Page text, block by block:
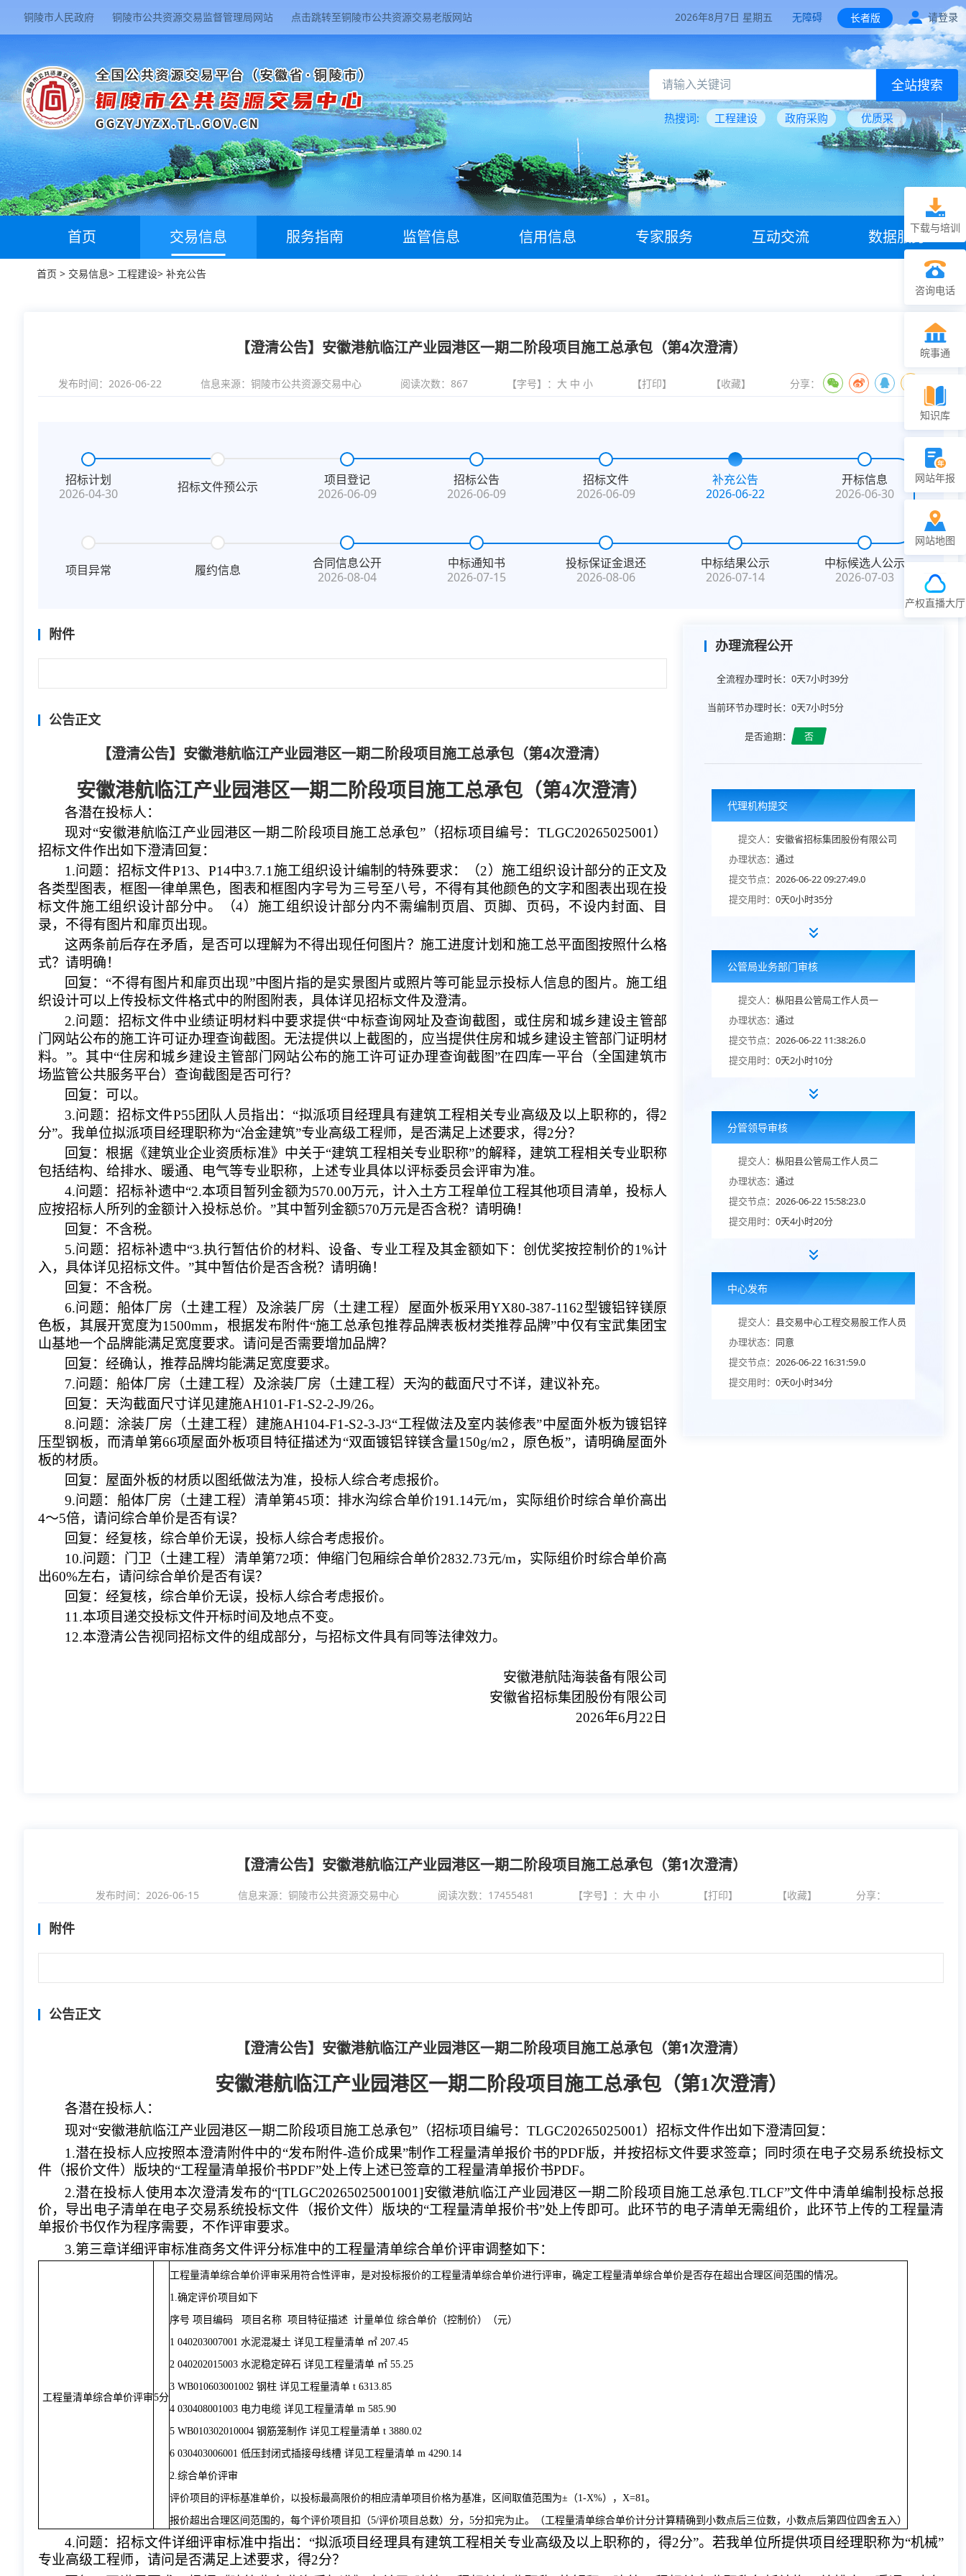
铜陵市人民政府 铜陵市公共资源交易监督管理局网站 点击跳转至铜陵市公共资源交易老版网站 2026年8月7日 星期五 无障碍 长者版 请登录
全站搜索
热搜词: 工程建设 政府采购 优质采
首页 交易信息 服务指南 监管信息 信用信息 专家服务 互动交流 数据服务
首页 > 交易信息> 工程建设> 补充公告
【澄清公告】安徽港航临江产业园港区一期二阶段项目施工总承包（第4次澄清）
发布时间：2026-06-22 信息来源： 铜陵市公共资源交易中心 阅读次数： 867 【字号】： 大 中 小 【打印】 【收藏】 分享：
招标计划
2026-04-30
招标文件预公示
项目登记
2026-06-09
招标公告
2026-06-09
招标文件
2026-06-09
补充公告
2026-06-22
开标信息
2026-06-30
中标候选人公示
2026-07-03
中标结果公示
2026-07-14
投标保证金退还
2026-08-06
中标通知书
2026-07-15
合同信息公开
2026-08-04
履约信息
项目异常
附件
公告正文
【澄清公告】安徽港航临江产业园港区一期二阶段项目施工总承包（第4次澄清）
安徽港航临江产业园港区一期二阶段项目施工总承包（第4次澄清）
各潜在投标人：
现对“安徽港航临江产业园港区一期二阶段项目施工总承包”（招标项目编号： TLGC20265025001）
招标文件作出如下澄清 回复 ：
1.问题：招标文件P13、P14中3.7.1施工组织设计编制的特殊要求：（2）施工组织设计部分的正文及
各类型图表，框图一律单黑色，图表和框图内字号为三号至八号，不得有其他颜色的文字和图表出现在投
标文件施工组织设计部分中。（4）施工组织设计部分内不需编制页眉、页脚、页码，不设内封面、目
录，不得有图片和扉页出现。
这两条前后存在矛盾，是否可以理解为不得出现任何图片？施工进度计划和施工总平面图按照什么格
式？请明确！
回复： “不得有图片和扉页出现”中图片指的是实景图片或照片等可能显示投标人信息的图片。施工组
织设计可以上传投标文件格式中的附图附表，具体详见招标文件及澄清。
2.问题：招标文件中业绩证明材料中要求提供“中标查询网址及查询截图，或住房和城乡建设主管部
门网站公布的施工许可证办理查询截图。无法提供以上截图的，应当提供住房和城乡建设主管部门证明材
料。”。其中“住房和城乡建设主管部门网站公布的施工许可证办理查询截图”在四库一平台（全国建筑市
场监管公共服务平台）查询截图是否可行？
回复：可以。
3.问题：招标文件P55团队人员指出：“拟派项目经理具有建筑工程相关专业高级及以上职称的，得2
分”。我单位拟派项目经理职称为“冶金建筑”专业高级工程师，是否满足上述要求，得2分？
回复：根据《建筑业企业资质标准》中关于“建筑工程相关专业职称”的解释，建筑工程相关专业职称
包括结构、给排水、暖通、电气等专业职称，上述专业具体以评标委员会评审为准。
4.问题：招标补遗中“2.本项目暂列金额为570.00万元，计入土方工程单位工程其他项目清单，投标人
应按招标人所列的金额计入投标总价。”其中暂列金额570万元是否含税？请明确！
回复：不含税。
5.问题：招标补遗中“3.执行暂估价的材料、设备、专业工程及其金额如下：创优奖按控制价的1%计
入，具体详见招标文件。”其中暂估价是否含税？请明确！
回复：不含税。
6.问题：船体厂房（土建工程）及涂装厂房（土建工程）屋面外板采用YX80-387-1162型镀铝锌镁原
色板，其展开宽度为1500mm，根据发布附件“施工总承包推荐品牌表板材类推荐品牌”中仅有宝武集团宝
山基地一个品牌能满足宽度要求。请问是否需要增加品牌？
回复：经确认，推荐品牌均能满足宽度要求。
7.问题：船体厂房（土建工程）及涂装厂房（土建工程）天沟的截面尺寸不详，建议补充。
回复：天沟截面尺寸详见建施AH101-F1-S2-2-J9/26。
8.问题：涂装厂房（土建工程）建施AH104-F1-S2-3-J3“工程做法及室内装修表”中屋面外板为镀铝锌
压型钢板，而清单第66项屋面外板项目特征描述为“双面镀铝锌镁含量150g/m2，原色板”，请明确屋面外
板的材质。
回复：屋面外板的材质以图纸做法为准，投标人综合考虑报价。
9.问题：船体厂房（土建工程）清单第45项：排水沟综合单价191.14元/m，实际组价时综合单价高出
4～5倍，请问综合单价是否有误？
回复：经复核，综合单价无误，投标人综合考虑报价。
10.问题：门卫（土建工程）清单第72项：伸缩门包厢综合单价2832.73元/m，实际组价时综合单价高
出60%左右，请问综合单价是否有误？
回复：经复核，综合单价无误，投标人综合考虑报价。
11 .本项目递交投标文件开标时间及地点不变。
12.本澄清公告视同招标文件的组成部分，与招标文件具有同等法律效力。
安徽港航陆海装备有限公司
安徽省招标集团股份有限公司
2026年6月 22 日
办理流程公开
全流程办理时长：0天7小时39分
当前环节办理时长：0天7小时5分
是否逾期： 否
代理机构提交
提交人： 安徽省招标集团股份有限公司
办理状态： 通过
提交节点： 2026-06-22 09:27:49.0
提交用时： 0天0小时35分
公管局业务部门审核
提交人： 枞阳县公管局工作人员一
办理状态： 通过
提交节点： 2026-06-22 11:38:26.0
提交用时： 0天2小时10分
分管领导审核
提交人： 枞阳县公管局工作人员二
办理状态： 通过
提交节点： 2026-06-22 15:58:23.0
提交用时： 0天4小时20分
中心发布
提交人： 县交易中心工程交易股工作人员
办理状态： 同意
提交节点： 2026-06-22 16:31:59.0
提交用时： 0天0小时34分
【澄清公告】安徽港航临江产业园港区一期二阶段项目施工总承包（第1次澄清）
发布时间：2026-06-15 信息来源： 铜陵市公共资源交易中心 阅读次数： 17455481 【字号】： 大 中 小 【打印】 【收藏】 分享：
附件
公告正文
【澄清公告】安徽港航临江产业园港区一期二阶段项目施工总承包（第1次澄清）
安徽港航临江产业园港区一期二阶段项目施工总承包（第1次澄清）
各潜在投标人：
现对“安徽港航临江产业园港区一期二阶段项目施工总承包”（招标项目编号： TLGC20265025001） 招标文件作出如下澄清 回复 ：
1.潜在投标人应按照本澄清附件中的“发布附件-造价成果”制作工程量清单报价书的PDF版，并按招标文件要求签章；同时须在电子交易系统投标文
件（报价文件）版块的“工程量清单报价书PDF”处上传上述已签章的工程量清单报价书PDF。
2.潜在投标人使用本次澄清发布的“[TLGC20265025001001]安徽港航临江产业园港区一期二阶段项目施工总承包.TLCF”文件中清单编制投标总报
价，导出电子清单在电子交易系统投标文件（报价文件）版块的“工程量清单报价书”处上传即可。此环节的电子清单无需组价，此环节上传的工程量清
单报价书仅作为程序需要，不作评审要求。
3.第三章详细评审标准商务文件评分标准中的工程量清单综合单价评审调整如下：
工程量清单综合单价评审5分
工程量清单综合单价评审采用符合性评审，是对投标报价的工程量清单综合单价进行评审，确定工程量清单综合单价是否存在超出合理区间范围的情况。
1.确定评价项目如下
序号 项目编码 项目名称 项目特征描述 计量单位 综合单价（控制价）（元）
1 040203007001 水泥混凝土 详见工程量清单 ㎡ 207.45
2 040202015003 水泥稳定碎石 详见工程量清单 ㎡ 55.25
3 WB010603001002 钢柱 详见工程量清单 t 6313.85
4 030408001003 电力电缆 详见工程量清单 m 585.90
5 WB010302010004 钢筋笼制作 详见工程量清单 t 3880.02
6 030403006001 低压封闭式插接母线槽 详见工程量清单 m 4290.14
2.综合单价评审
评价项目的评标基准单价，以投标最高限价的相应清单项目价格为基准，区间取值范围为±（1-X%），X=81。
报价超出合理区间范围的，每个评价项目扣（5/评价项目总数）分，5分扣完为止。（工程量清单综合单价计分计算精确到小数点后三位数，小数点后第四位四舍五入）
4.问题：招标文件详细评审标准中指出：“拟派项目经理具有建筑工程相关专业高级及以上职称的，得2分”。若我单位所提供项目经理职称为“机械”
专业高级工程师，请问是否满足上述要求，得2分？
下载与培训
咨询电话
皖事通
知识库
网站年报
网站地图
产权直播大厅